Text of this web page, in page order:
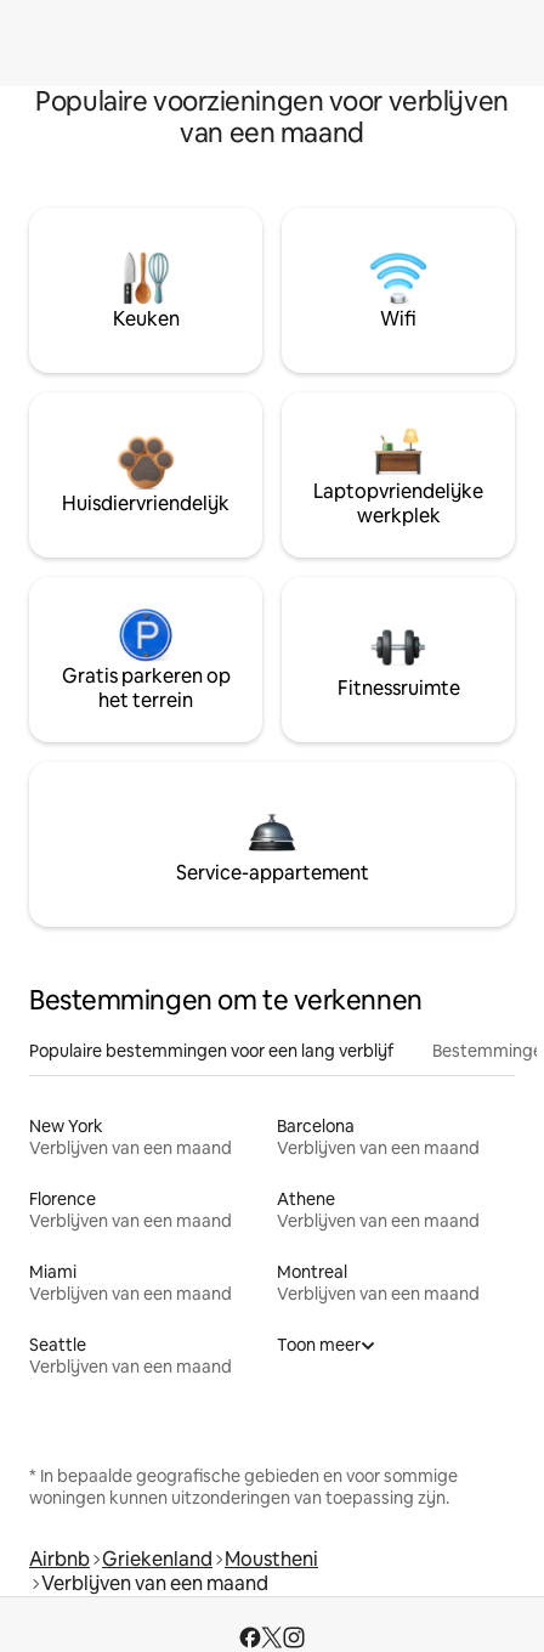
Populaire voorzieningen voor verblijven
van een maand
Keuken Wifi
Huisdiervriendelijk
Laptopvriendelijke
werkplek
Gratis parkeren op
het terrein
Fitnessruimte
Service-appartement
Bestemmingen om te verkennen
Populaire bestemmingen voor een lang verblijf
New York
Verblijven van een maand
Barcelona
Verblijven van een maand
Florence
Verblijven van een maand
Athene
Verblijven van een maand
Miami
Verblijven van een maand
Montreal
Verblijven van een maand
Seattle
Verblijven van een maand
Toon meer
* In bepaalde geografische gebieden en voor sommige
woningen kunnen uitzonderingen van toepassing zijn.
Airbnb Griekenland Moustheni
Verblijven van een maand